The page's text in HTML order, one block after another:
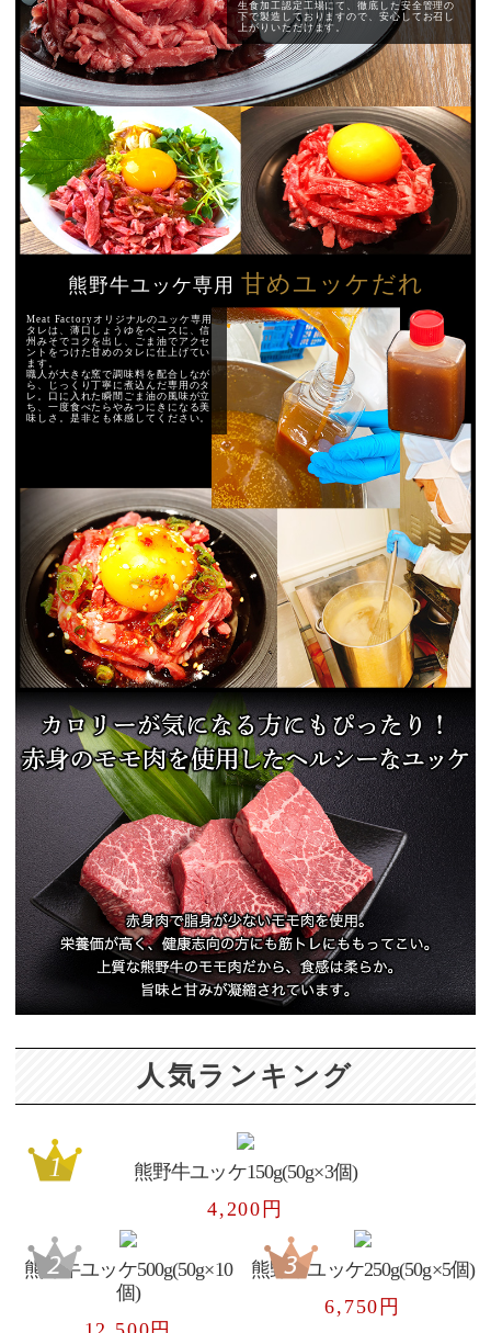
生食加工認定工場にて、徹底した安全管理の
下で製造しておりますので、安心してお召し
上がりいただけます。
熊野牛ユッケ専用 甘めユッケだれ
Meat Factoryオリジナルのユッケ専用
タレは、薄口しょうゆをベースに、信
州みそでコクを出し、ごま油でアクセ
ントをつけた甘めのタレに仕上げてい
ます。
職人が大きな窯で調味料を配合しなが
ら、じっくり丁寧に煮込んだ専用のタ
レ。口に入れた瞬間ごま油の風味が立
ち、一度食べたらやみつにきになる美
味しさ。是非とも体感してください。
人気ランキング
熊野牛ユッケ150g(50g×3個)
4,200円
熊野牛ユッケ500g(50g×10
個)
熊野牛ユッケ250g(50g×5個)
6,750円